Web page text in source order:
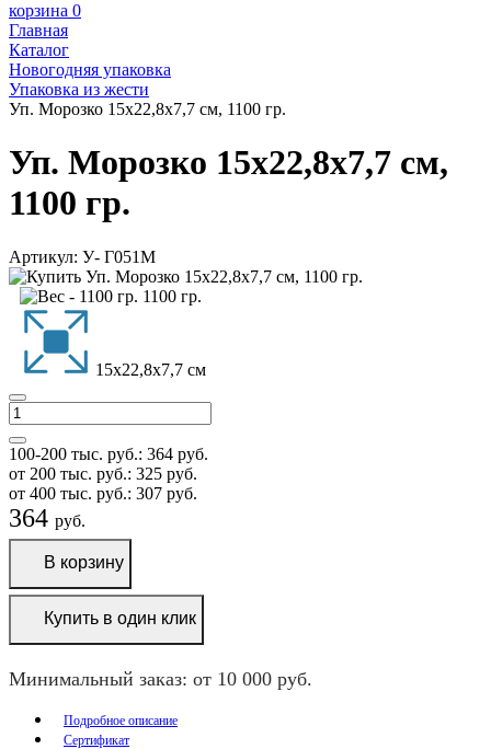
корзина 0
Главная
Каталог
Новогодняя упаковка
Упаковка из жести
Уп. Морозко 15х22,8х7,7 см, 1100 гр.
Уп. Морозко 15х22,8х7,7 см,
1100 гр.
Артикул: У- Г051М
1100 гр.
15х22,8х7,7 см
100-200 тыс. руб.: 364 руб.
от 200 тыс. руб.: 325 руб.
от 400 тыс. руб.: 307 руб.
364 руб.
В корзину
Купить в один клик
Минимальный заказ: от 10 000 руб.
Подробное описание
Сертификат